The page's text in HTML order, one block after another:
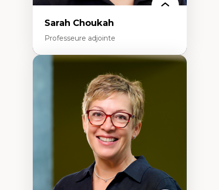
Sarah Choukah
Professeure adjointe
Démocratisation des nouvelles
technologies et biotechnologies
Données ouvertes
Bioart, programmation et électronique
Histoire sociale et culturelle des
technologies numériques
Résistances et droits numériques
Internet des objets
Problématiques relatives à l’intelligence
artificielle, l’apprentissage machine et les
hautes technologies
Féminismes et nouvelles technologies